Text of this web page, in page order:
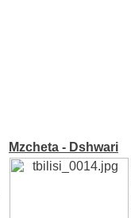
Mzcheta - Dshwari